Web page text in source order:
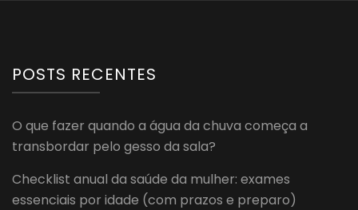
POSTS RECENTES
O que fazer quando a água da chuva começa a
transbordar pelo gesso da sala?
Checklist anual da saúde da mulher: exames
essenciais por idade (com prazos e preparo)